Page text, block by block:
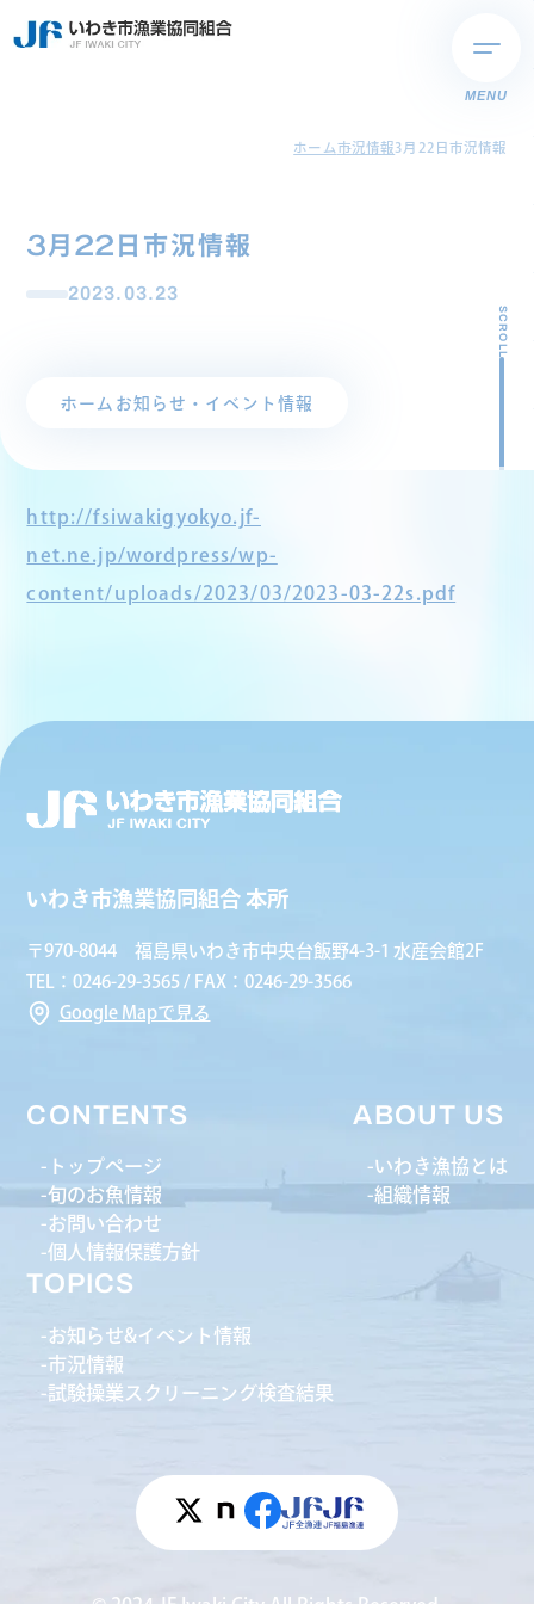
MENU
ホーム市況情報3月22日市況情報
3月22日市況情報
2023.03.23
ホーム お知らせ・イベント情報
SCROLL
http://fsiwakigyokyo.jf-
net.ne.jp/wordpress/wp-
content/uploads/2023/03/2023-03-22s.pdf
いわき市漁業協同組合 本所
〒970-8044 福島県いわき市中央台飯野4-3-1 水産会館2F
TEL：0246-29-3565 / FAX：0246-29-3566
Google Mapで見る
CONTENTS
トップページ
旬のお魚情報
お問い合わせ
個人情報保護方針
ABOUT US
いわき漁協とは
組織情報
TOPICS
お知らせ&イベント情報
市況情報
試験操業スクリーニング検査結果